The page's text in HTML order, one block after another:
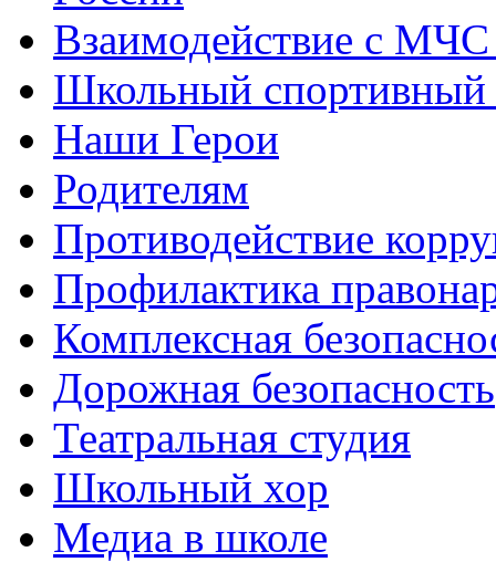
Взаимодействие с
Школьный
Наши Герои
Родителям
Противодействие
Профилактика
Комплексная
Дорожная безопасность
Театральная студия
Школьный хор
Медиа в школе